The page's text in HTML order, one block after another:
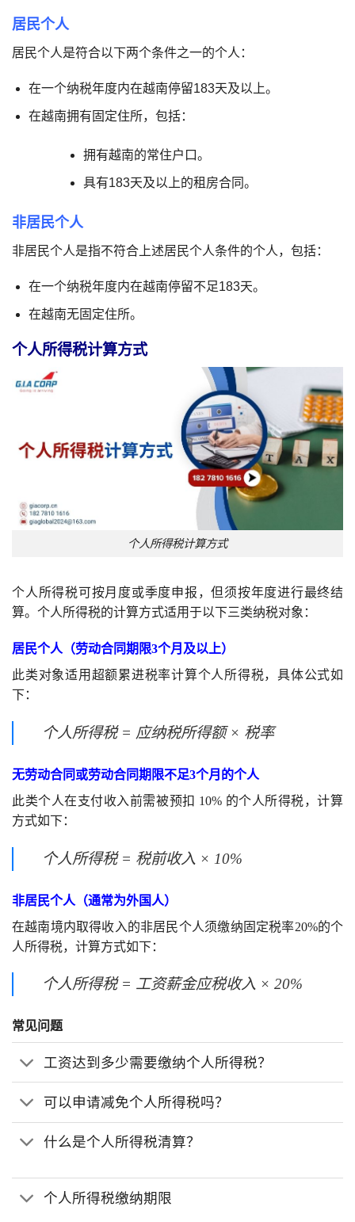
居民个人
居民个人是符合以下两个条件之一的个人：
在一个纳税年度内在越南停留183天及以上。
在越南拥有固定住所，包括：
拥有越南的常住户口。
具有183天及以上的租房合同。
非居民个人
非居民个人是指不符合上述居民个人条件的个人，包括：
在一个纳税年度内在越南停留不足183天。
在越南无固定住所。
个人所得税计算方式
个人所得税计算方式
个人所得税可按月度或季度申报，但须按年度进行最终结
算。个人所得税的计算方式适用于以下三类纳税对象：
居民个人（劳动合同期限3个月及以上）
此类对象适用超额累进税率计算个人所得税，具体公式如
下：
个人所得税 = 应纳税所得额 × 税率
无劳动合同或劳动合同期限不足3个月的个人
此类个人在支付收入前需被预扣 10% 的个人所得税，计算
方式如下：
个人所得税 = 税前收入 × 10%
非居民个人（通常为外国人）
在越南境内取得收入的非居民个人须缴纳固定税率20%的个
人所得税，计算方式如下：
个人所得税 = 工资薪金应税收入 × 20%
常见问题
工资达到多少需要缴纳个人所得税？
可以申请减免个人所得税吗？
什么是个人所得税清算？
个人所得税缴纳期限